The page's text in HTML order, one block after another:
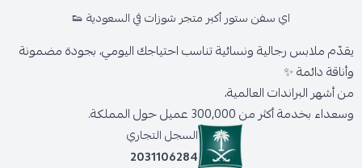
اي سفن ستور أكبر متجر شوزات في السعودية 👟
يقدّم ملابس رجالية ونسائية تناسب احتياجك اليومي، بجودة مضمونة
وأناقة دائمة ✨
من أشهر البراندات العالمية،
وسعداء بخدمة أكثر من 300,000 عميل حول المملكة.
السجل التجاري
2031106284